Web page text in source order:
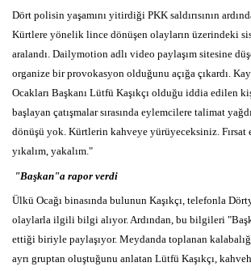
Dört polisin yaşamını yitirdiği PKK saldırısının
Kürtlere yönelik lince dönüşen olayların üzerindeki
aralandı. Dailymotion adlı video paylaşım sitesine
organize bir provokasyon olduğunu açığa çıkardı.
Ocakları Başkanı Lütfü Kaşıkçı olduğu iddia edilen
başlayan çatışmalar sırasında eylemcilere talimat
dönüşü yok. Kürtlerin kahveye yürüyeceksiniz. Fırsat
yıkalım, yakalım."
"Başkan"a rapor verdi
Ülkü Ocağı binasında bulunun Kaşıkçı, telefonla
olaylarla ilgili bilgi alıyor. Ardından, bu bilgileri
ettiği biriyle paylaşıyor. Meydanda toplanan
ayrı gruptan oluştuğunu anlatan Lütfü Kaşıkçı,